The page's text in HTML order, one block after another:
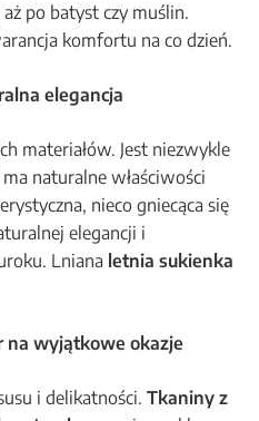
aż po batyst czy muślin.
komfortu na co dzień.
elegancja
materiałów. Jest niezwykle
naturalne właściwości
nieco gniecąca się
elegancji i
Lniana letnia sukienka
na wyjątkowe okazje
i delikatności. Tkaniny z